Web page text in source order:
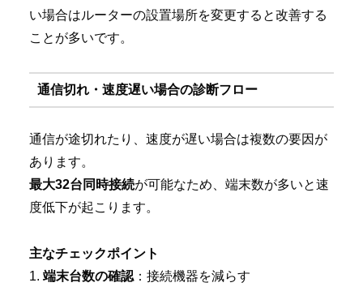
い場合はルーターの設置場所を変更すると改善する
ことが多いです。
通信切れ・速度遅い場合の診断フロー
通信が途切れたり、速度が遅い場合は複数の要因が
あります。
最大32台同時接続が可能なため、端末数が多いと速
度低下が起こります。
主なチェックポイント
1. 端末台数の確認 ：接続機器を減らす